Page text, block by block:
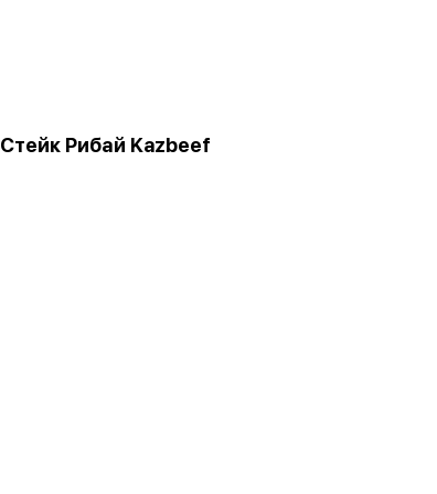
Стейк Рибай Kazbeef